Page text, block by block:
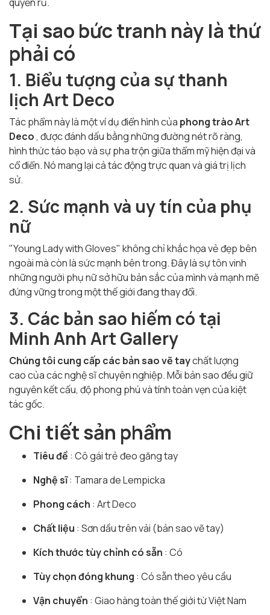
Tại sao bức tranh này là thứ
phải có
1. Biểu tượng của sự thanh
lịch Art Deco
Tác phẩm này là một ví dụ điển hình của phong trào Art
Deco, được đánh dấu bằng những đường nét rõ ràng,
hình thức táo bạo và sự pha trộn giữa thẩm mỹ hiện đại và
cổ điển. Nó mang lại cả tác động trực quan và giá trị lịch
sử.
2. Sức mạnh và uy tín của phụ
nữ
"Young Lady with Gloves" không chỉ khắc họa vẻ đẹp bên
ngoài mà còn là sức mạnh bên trong. Đây là sự tôn vinh
những người phụ nữ sở hữu bản sắc của mình và mạnh mẽ
đứng vững trong một thế giới đang thay đổi.
3. Các bản sao hiếm có tại
Minh Anh Art Gallery
Chúng tôi cung cấp các bản sao vẽ taychất lượng
caocủa các nghệ sĩ chuyên nghiệp. Mỗi bản sao đều giữ
nguyên kết cấu, độ phong phú và tính toàn vẹn của kiệt
tác gốc.
Chi tiết sản phẩm
Tiêu đề : Cô gái trẻ đeo găng tay
Nghệ sĩ: Tamara de Lempicka
Phong cách : Art Deco
Chất liệu : Sơn dầu trên vải (bản sao vẽ tay)
Kích thước tùy chỉnh có sẵn : Có
Tùy chọn đóng khung : Có sẵn theo yêu cầu
Vận chuyển : Giao hàng toàn thế giới từ Việt Nam